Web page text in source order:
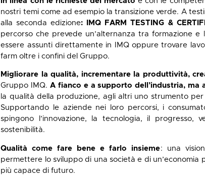
nostri temi come ad esempio la transizione verde. A
alla seconda edizione: IMQ FARM TESTING &
percorso che prevede un’alternanza tra formazione
essere assunti direttamente in IMQ oppure trovare
farm oltre i confini del Gruppo.
Migliorare la qualità, incrementare la produttività,
Gruppo IMQ.A fianco e a supporto dell’industria, ma
la qualità della produzione, agli altri uno strumento
Supportando le aziende nei loro percorsi, i
spingono l’innovazione, la tecnologia, il
sostenibilità.
Qualità come fare bene e farlo insieme: una
permettere lo sviluppo di una società e di un’economia
più capace di futuro.